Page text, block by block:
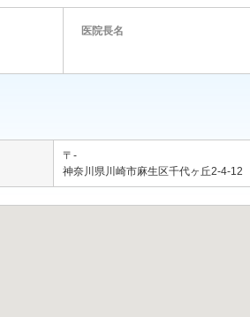
医院長名
〒-
神奈川県川崎市麻生区千代ヶ丘2-4-12